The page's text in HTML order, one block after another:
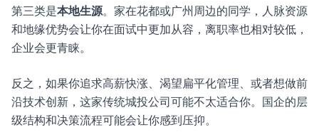
第三类是本地生源。家在花都或广州周边的同学，人脉资源
和地缘优势会让你在面试中更加从容，离职率也相对较低，
企业会更青睐。
反之，如果你追求高薪快涨、渴望扁平化管理、或者想做前
沿技术创新，这家传统城投公司可能不太适合你。国企的层
级结构和决策流程可能会让你感到压抑。